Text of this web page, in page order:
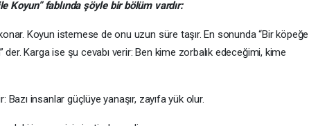
Koyun” fablında şöyle bir bölüm vardır:
Koyun istemese de onu uzun süre taşır. En sonunda “Bir köpeğe
der. Karga ise şu cevabı verir: Ben kime zorbalık edeceğimi, kime
insanlar güçlüye yanaşır, zayıfa yük olur.